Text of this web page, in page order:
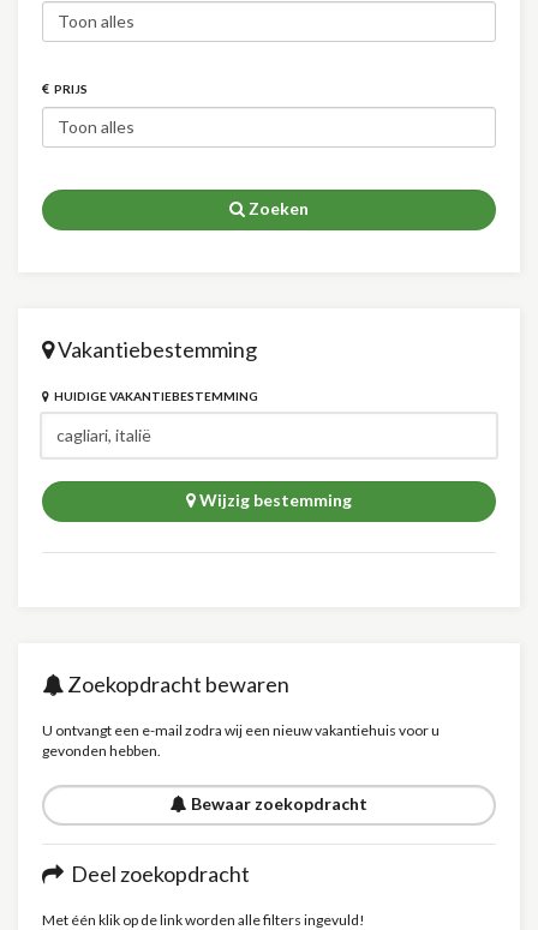
PRIJS
Zoeken
Vakantiebestemming
HUIDIGE VAKANTIEBESTEMMING
Wijzig bestemming
Zoekopdracht bewaren
U ontvangt een e-mail zodra wij een nieuw vakantiehuis voor u
gevonden hebben.
Bewaar zoekopdracht
Deel zoekopdracht
Met één klik op de link worden alle filters ingevuld!